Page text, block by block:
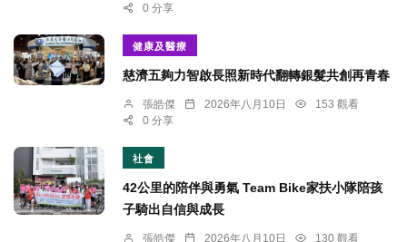
0 分享
健康及醫療
慈濟五夠力智啟長照新時代翻轉銀髮共創再青春
張皓傑 2026年八月10日
153 觀看
0 分享
社會
42公里的陪伴與勇氣 Team Bike家扶小隊陪孩
子騎出自信與成長
張皓傑 2026年八月10日
130 觀看